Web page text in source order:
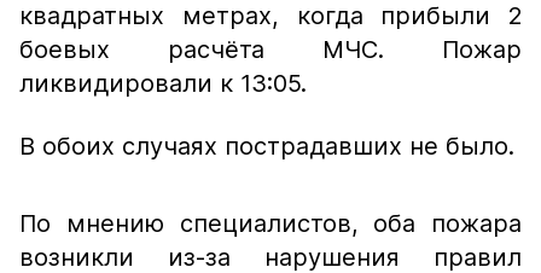
квадратных метрах, когда прибыли 2
боевых расчёта МЧС. Пожар
ликвидировали к 13:05.
В обоих случаях пострадавших не было.
По мнению специалистов, оба пожара
возникли из-за нарушения правил